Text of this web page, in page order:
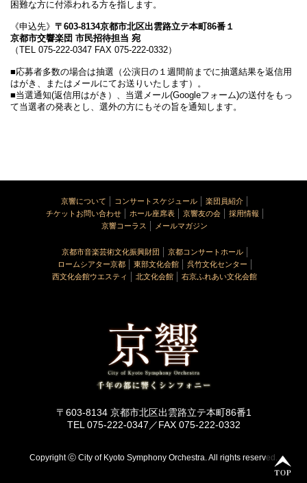
困難な方に付添われる方を指します。
《申込先》 〒603-8134京都市北区出雲路立テ本町86番１
京都市交響楽団 市民招待担当 宛
（TEL 075-222-0347 FAX 075-222-0332）
■応募者多数の場合は抽選（公演日の１週間前までに抽選結果を返信用
はがき、またはメールにてお送りいたします）。
■当選通知(返信用はがき）、当選メール(Googleフォーム)の送付をもっ
て当選者の発表とし、選外の方にもその旨を通知します。
京響について コンサートスケジュール
楽団員紹介
チケットお問い合わせ
ホール座席表 京響友の会
採用情報
京響コーラス
メールマガジン
京都市音楽芸術文化振興財団
京都コンサートホール
ロームシアター京都
東部文化会館
呉竹文化センター
西文化会館ウエスティ
北文化会館 右京ふれあい文化会館
〒603-8134 京都市北区出雲路立テ本町86番1
TEL 075-222-0347／FAX 075-222-0332
Copyright ⓒ City of Kyoto Symphony Orchestra. All rights reserved.